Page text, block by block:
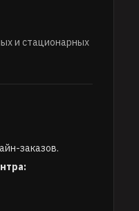
и стационарных
заказов.